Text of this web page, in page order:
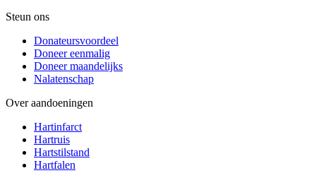
Steun ons
Donateursvoordeel
Doneer eenmalig
Doneer maandelijks
Nalatenschap
Over aandoeningen
Hartinfarct
Hartruis
Hartstilstand
Hartfalen